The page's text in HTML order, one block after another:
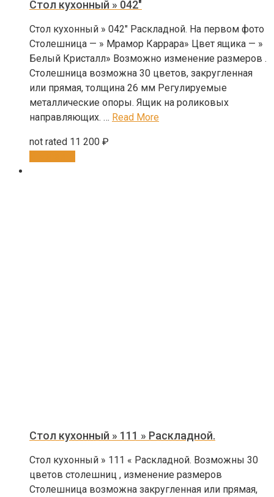
Стол кухонный » 042″
Стол кухонный » 042″ Раскладной. На первом фото
Столешница — » Мрамор Каррара» Цвет ящика — »
Белый Кристалл» Возможно изменение размеров .
Столешница возможна 30 цветов, закругленная
или прямая, толщина 26 мм Регулируемые
металлические опоры. Ящик на роликовых
направляющих. … Read More
not rated 11 200 ₽
Стол кухонный » 111 » Раскладной.
Стол кухонный » 111 « Раскладной. Возможны 30
цветов столешниц , изменение размеров
Столешница возможна закругленная или прямая,